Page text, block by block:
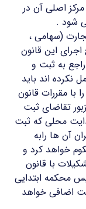
اصلی آن در
شود .
(سهامی ،
این قانون
به ثبت و
نکرده اند باید
خود را با مقررات قانون
تقاضای ثبت
محلی که ثبت
آن ها رابه
خواهد کرد و
با قانون
محکمه ابتدایی
اضافی خواهد